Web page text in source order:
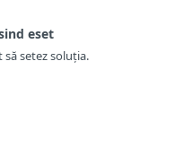
eset
setez soluția.
de ceva vreme. Interfață
un sistem foarte sigur,
noastre și rulează foarte
ani.